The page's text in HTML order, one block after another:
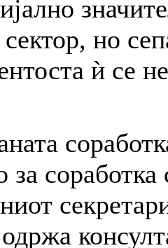
сектор, но
ѝ се
за